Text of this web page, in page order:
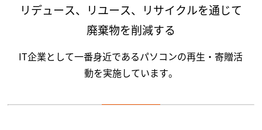
リデュース、リユース、リサイクルを通じて
廃棄物を削減する
IT企業として一番身近であるパソコンの再生・寄贈活
動を実施しています。